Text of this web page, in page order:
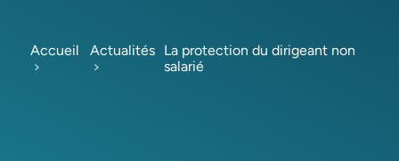
Accueil Actualités La protection du dirigeant non
salarié